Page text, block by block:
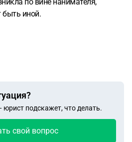
быть иной.
подскажет, что делать.
свой вопрос